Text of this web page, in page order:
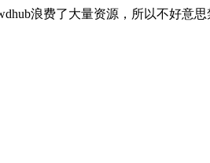
浪费了大量资源，所以不好意